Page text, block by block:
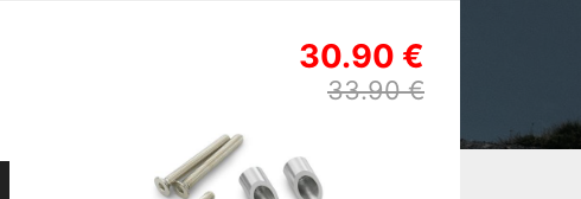
30.90 €
33.90 €